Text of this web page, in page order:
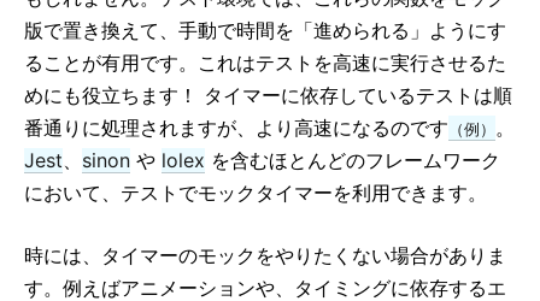
版で置き換えて、手動で時間を「進められる」ようにす
ることが有用です。これはテストを高速に実行させるた
めにも役立ちます！ タイマーに依存しているテストは順
番通りに処理されますが、より高速になるのです （例） 。
Jest、 sinon や lolex を含むほとんどのフレームワーク
において、テストでモックタイマーを利用できます。
時には、タイマーのモックをやりたくない場合がありま
す。例えばアニメーションや、タイミングに依存するエ